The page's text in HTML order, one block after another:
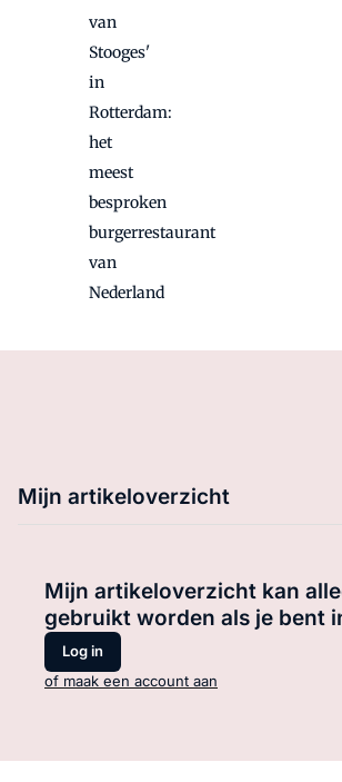
van
Stooges'
in
Rotterdam:
het
meest
besproken
burgerrestaurant
van
Nederland
Mijn artikeloverzicht
Mijn artikeloverzicht kan
gebruikt worden als je bent
Log in
of maak een account aan